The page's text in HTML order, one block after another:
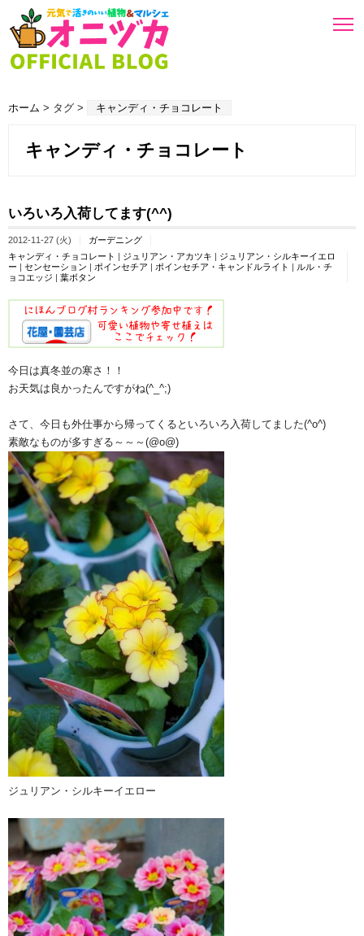
ホーム > タグ > キャンディ・チョコレート
キャンディ・チョコレート
いろいろ入荷してます(^^)
2012-11-27 (火)
ガーデニング
キャンディ・チョコレート | ジュリアン・アカツキ | ジュリアン・シルキーイエロ
ー | センセーション | ポインセチア | ポインセチア・キャンドルライト | ルル・チ
ョコエッジ | 葉ボタン
今日は真冬並の寒さ！！
お天気は良かったんですがね(^_^;)
さて、今日も外仕事から帰ってくるといろいろ入荷してました(^o^)
素敵なものが多すぎる～～～(@o@)
ジュリアン・シルキーイエロー